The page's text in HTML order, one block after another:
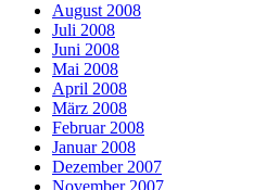
August 2008
Juli 2008
Juni 2008
Mai 2008
April 2008
März 2008
Februar 2008
Januar 2008
Dezember 2007
November 2007